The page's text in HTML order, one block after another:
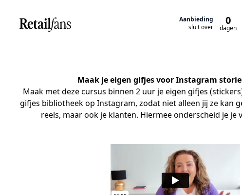
Aanbieding
sluit over
0
dagen
Maak je eigen gifjes voor Instagram
Maak met deze cursus binnen 2 uur je eigen gifjes
gifjes bibliotheek op Instagram, zodat niet alleen jij ze kan
reels, maar ook je klanten. Hiermee onderscheid je je